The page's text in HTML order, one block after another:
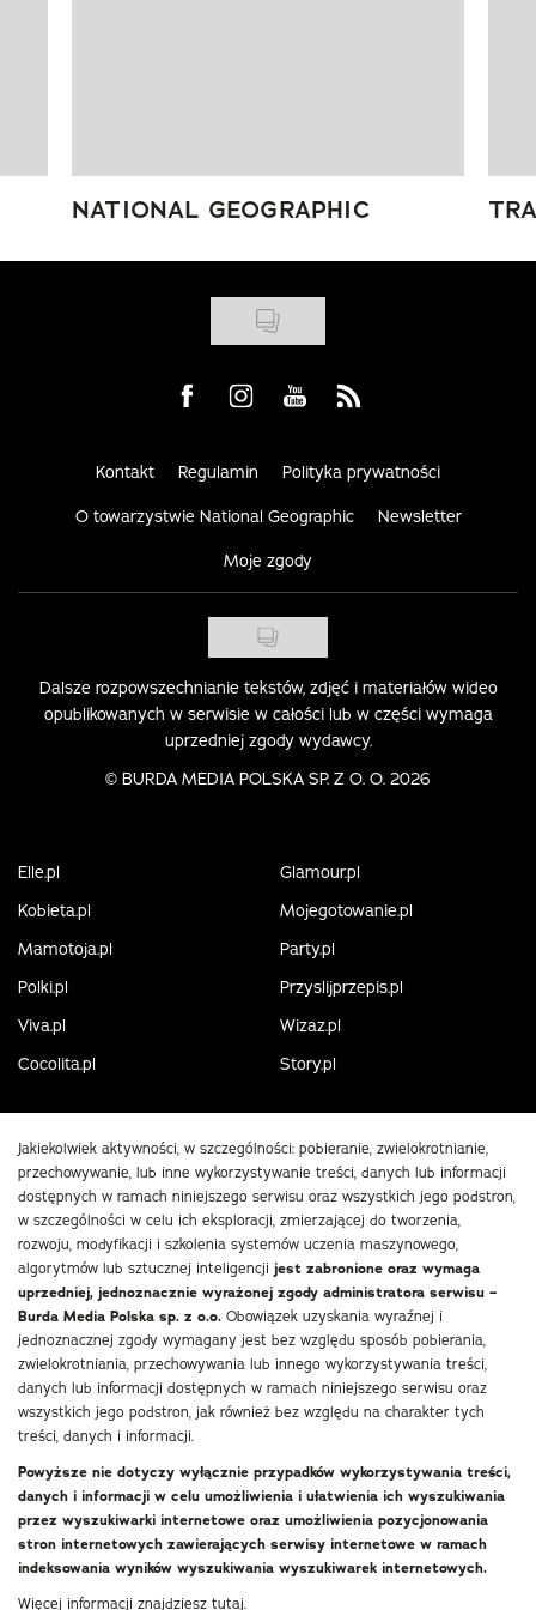
NATIONAL GEOGRAPHIC
Visit us on Facebook
Visit us on Instagram
Visit us on Youtube
Visit us on Rss
Kontakt Regulamin Polityka prywatności
O towarzystwie National Geographic Newsletter
Moje zgody
Dalsze rozpowszechnianie tekstów, zdjęć i materiałów wideo
opublikowanych w serwisie w całości lub w części wymaga
uprzedniej zgody wydawcy.
© BURDA MEDIA POLSKA SP. Z O. O. 2026
Elle.pl
Glamour.pl
Kobieta.pl
Mojegotowanie.pl
Mamotoja.pl
Party.pl
Polki.pl
Przyslijprzepis.pl
Viva.pl
Wizaz.pl
Cocolita.pl
Story.pl
Jakiekolwiek aktywności, w szczególności: pobieranie, zwielokrotnianie,
przechowywanie, lub inne wykorzystywanie treści, danych lub informacji
dostępnych w ramach niniejszego serwisu oraz wszystkich jego podstron,
w szczególności w celu ich eksploracji, zmierzającej do tworzenia,
rozwoju, modyfikacji i szkolenia systemów uczenia maszynowego,
algorytmów lub sztucznej inteligencji jest zabronione oraz wymaga
uprzedniej, jednoznacznie wyrażonej zgody administratora serwisu –
Burda Media Polska sp. z o.o. Obowiązek uzyskania wyraźnej i
jednoznacznej zgody wymagany jest bez względu sposób pobierania,
zwielokrotniania, przechowywania lub innego wykorzystywania treści,
danych lub informacji dostępnych w ramach niniejszego serwisu oraz
wszystkich jego podstron, jak również bez względu na charakter tych
treści, danych i informacji.
Powyższe nie dotyczy wyłącznie przypadków wykorzystywania treści,
danych i informacji w celu umożliwienia i ułatwienia ich wyszukiwania
przez wyszukiwarki internetowe oraz umożliwienia pozycjonowania
stron internetowych zawierających serwisy internetowe w ramach
indeksowania wyników wyszukiwania wyszukiwarek internetowych.
Więcej informacji znajdziesz tutaj.